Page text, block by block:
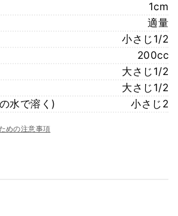
1cm
適量
小さじ1/2
200cc
大さじ1/2
大さじ1/2
水で溶く)
小さじ2
めの注意事項